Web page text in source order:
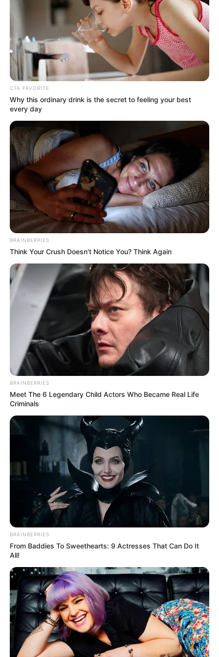
ΕΓΓΡΑΦΕΊΤΕ
EMAIL ΑΚΟΛΟΥΘΉΣΤΕ
ΣΠΑΜΕ ΤΟ ΜΑΤΡΙΞ – ΤΟ ΒΙΒΛΙΟ
CTA FAVORITE
Why this ordinary drink is the secret to feeling your best
every day
BRAINBERRIES
Think Your Crush Doesn't Notice You? Think Again
BRAINBERRIES
Meet The 6 Legendary Child Actors Who Became Real Life
Criminals
BRAINBERRIES
From Baddies To Sweethearts: 9 Actresses That Can Do It
All!